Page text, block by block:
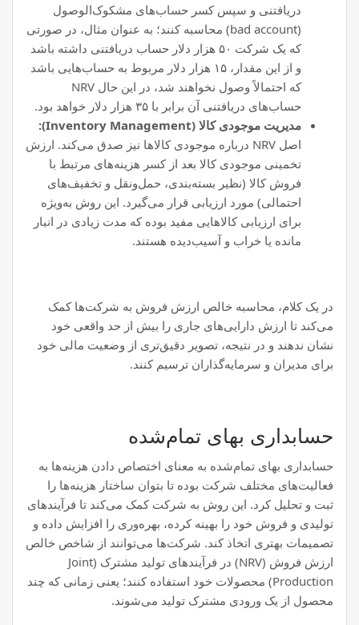
دریافتنی و سپس کسر حساب‌های مشکوک‌الوصول
(bad account) محاسبه کنند؛ به عنوان مثال، در صورتی
که یک شرکت ۵۰ هزار دلار حساب دریافتنی داشته باشد
و از این مقدار، ۱۵ هزار دلار مربوط به حساب‌هایی باشد
که احتمالاً وصول نخواهند شد، در این حال NRV
حساب‌های دریافتنی آن برابر با ۳۵ هزار دلار خواهد بود.
مدیریت موجودی کالا (Inventory Management):
اصل NRV درباره موجودی کالاها نیز صدق می‌کند. ارزش
تخمینی موجودی کالا بعد از کسر هزینه‌های مرتبط با
فروش کالا (نظیر بسته‌بندی، حمل‌ونقل و تخفیف‌های
احتمالی) مورد ارزیابی قرار می‌گیرد. این روش به‌ویژه
برای ارزیابی کالاهایی مفید بوده که مدت زیادی در انبار
مانده یا خراب و آسیب‌دیده هستند.
در یک کلام، محاسبه خالص ارزش فروش به شرکت‌ها کمک
می‌کند تا ارزش دارایی‌های جاری را بیش از حد واقعی خود
نشان ندهند و در نتیجه، تصویر دقیق‌تری از وضعیت مالی خود
برای مدیران و سرمایه‌گذاران ترسیم کنند.
حسابداری بهای تمام‌شده
حسابداری بهای تمام‌شده به معنای اختصاص دادن هزینه‌ها به
فعالیت‌های مختلف شرکت بوده تا بتوان ساختار هزینه‌ها را
ثبت و تحلیل کرد. این روش به شرکت کمک می‌کند تا فرآیندهای
تولیدی و فروش خود را بهینه کرده، بهره‌وری را افزایش داده و
تصمیمات بهتری اتخاذ کند. شرکت‌ها می‌توانند از شاخص خالص
ارزش فروش (NRV) در فرآیندهای تولید مشترک (Joint
Production) محصولات خود استفاده کنند؛ یعنی زمانی که چند
محصول از یک ورودی مشترک تولید می‌شوند.